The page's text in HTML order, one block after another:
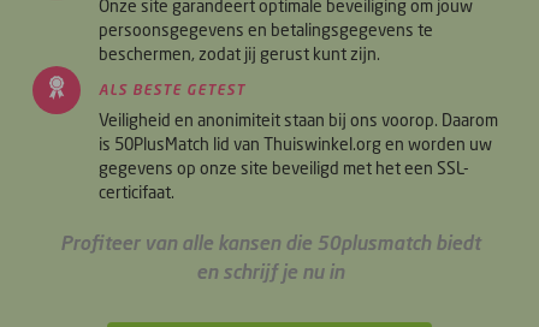
Onze site garandeert optimale beveiliging om jouw
persoonsgegevens en betalingsgegevens te
beschermen, zodat jij gerust kunt zijn.
ALS BESTE GETEST
Veiligheid en anonimiteit staan bij ons voorop. Daarom
is 50PlusMatch lid van Thuiswinkel.org en worden uw
gegevens op onze site beveiligd met het een SSL-
certicifaat.
Profiteer van alle kansen die 50plusmatch biedt
en schrijf je nu in